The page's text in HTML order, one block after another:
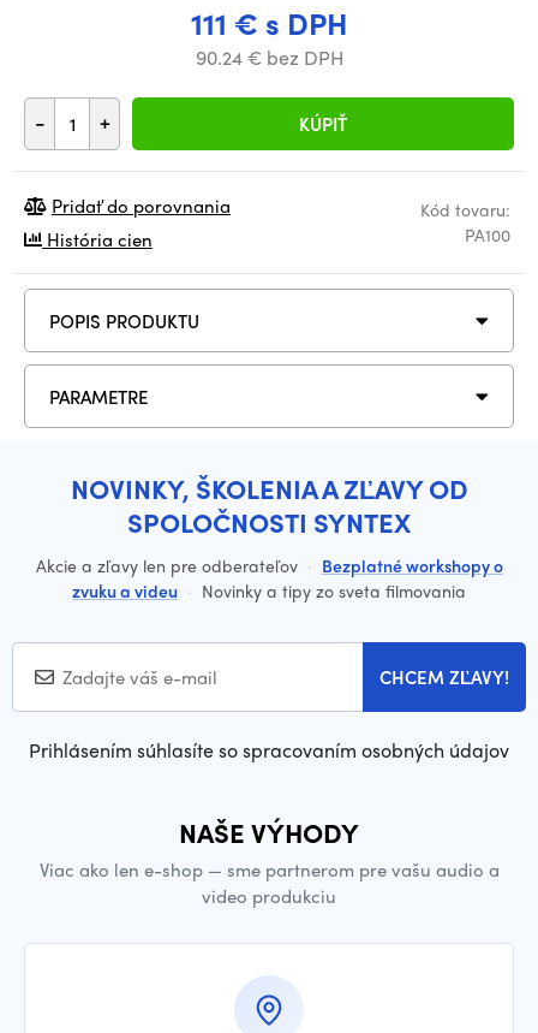
111 € s DPH
90.24 € bez DPH
- + KÚPIŤ
Kód tovaru:
PA100
Pridať do porovnania
História cien
POPIS PRODUKTU
PARAMETRE
NOVINKY, ŠKOLENIA A ZĽAVY OD
SPOLOČNOSTI SYNTEX
Akcie a zľavy len pre odberateľov · Bezplatné workshopy o
zvuku a videu · Novinky a tipy zo sveta filmovania
CHCEM ZĽAVY!
Prihlásením súhlasíte so spracovaním osobných údajov
NAŠE VÝHODY
Viac ako len e-shop — sme partnerom pre vašu audio a
video produkciu